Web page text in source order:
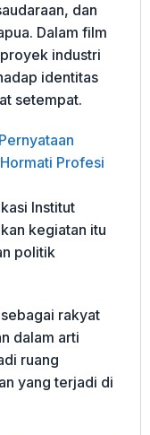
dan
Dalam film
industri
identitas
setempat.
Profesi
Institut
kegiatan itu
politik
rakyat
dalam arti
ruang
yang terjadi di